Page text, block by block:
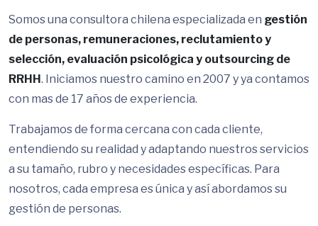
Somos una consultora chilena especializada en gestión
de personas, remuneraciones, reclutamiento y
selección, evaluación psicológica y outsourcing de
RRHH. Iniciamos nuestro camino en 2007 y ya contamos
con mas de 17 años de experiencia.
Trabajamos de forma cercana con cada cliente,
entendiendo su realidad y adaptando nuestros servicios
a su tamaño, rubro y necesidades específicas. Para
nosotros, cada empresa es única y así abordamos su
gestión de personas.